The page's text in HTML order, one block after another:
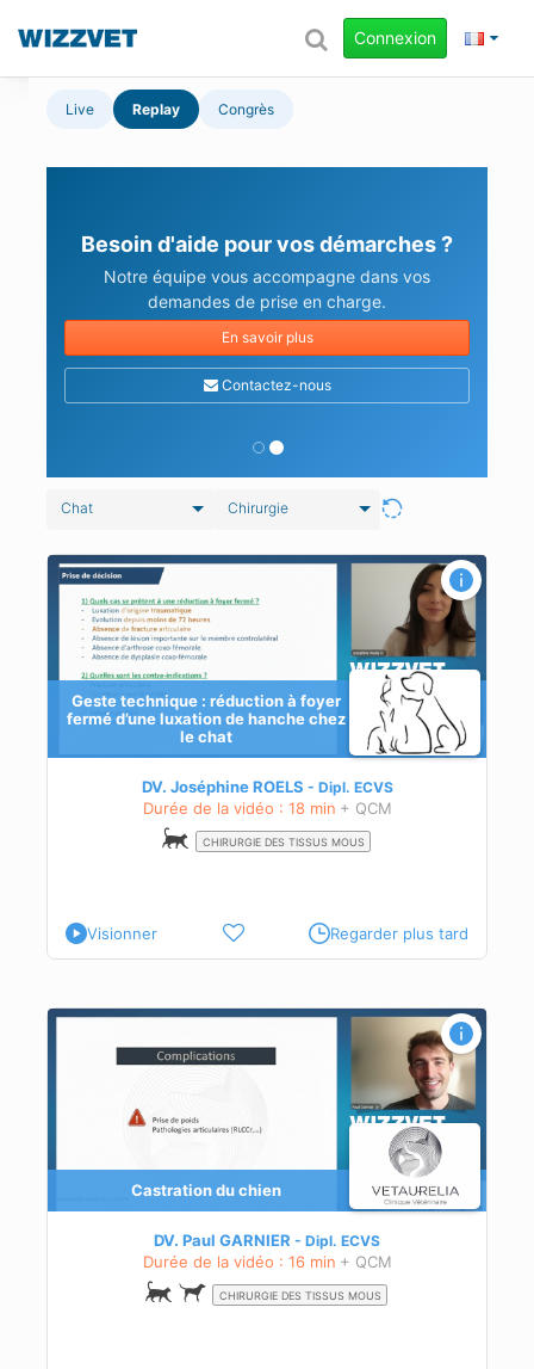
Connexion
Live Replay Congrès
Besoin d'aide pour vos démarches ?
Notre équipe vous accompagne dans vos
demandes de prise en charge.
En savoir plus
Contactez-nous
Chat Chirurgie
Geste technique : réduction à foyer
fermé d’une luxation de hanche chez
le chat
DV. Joséphine ROELS Dipl. ECVS
Durée de la vidéo : 18 min + QCM
CHIRURGIE DES TISSUS MOUS
Visionner Regarder plus tard
Castration du chien
DV. Paul GARNIER Dipl. ECVS
Durée de la vidéo : 16 min + QCM
CHIRURGIE DES TISSUS MOUS